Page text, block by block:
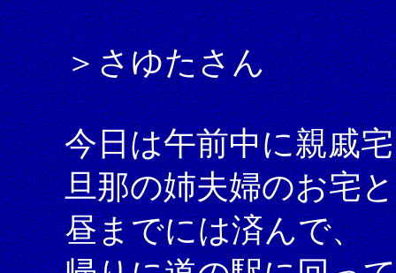
＞さゆたさん
今日は午前中に親戚
旦那の姉夫婦のお宅
昼までには済んで、